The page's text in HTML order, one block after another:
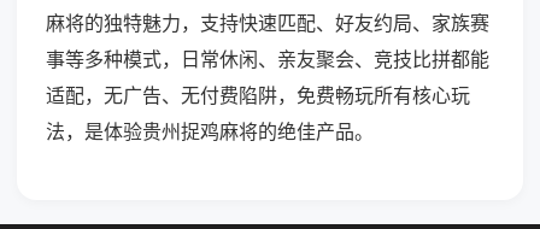
麻将的独特魅力，支持快速匹配、好友约局、家族赛
事等多种模式，日常休闲、亲友聚会、竞技比拼都能
适配，无广告、无付费陷阱，免费畅玩所有核心玩
法，是体验贵州捉鸡麻将的绝佳产品。